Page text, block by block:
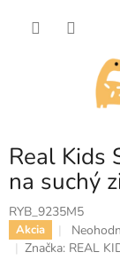
Real Kids
na suchý
RYB_9235M5
Akcia
Značka: REAL